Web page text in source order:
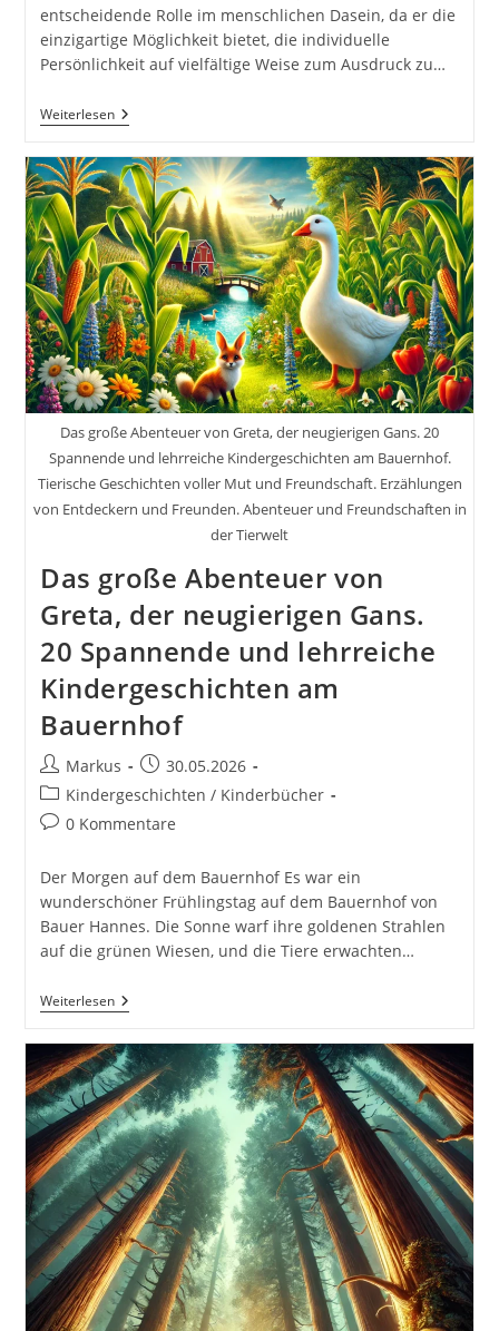
entscheidende Rolle im menschlichen Dasein, da er die
einzigartige Möglichkeit bietet, die individuelle
Persönlichkeit auf vielfältige Weise zum Ausdruck zu…
WeiterlesenKreativität
Und
Dein
Lebensrad
Drehen:
12
Schlüsselbereiche
Für
Ein
Erfülltes
Leben:
Dein
Schlüssel
Zu
Glück
Und
Erfolg
Das große Abenteuer von Greta, der neugierigen Gans. 20
Spannende und lehrreiche Kindergeschichten am Bauernhof.
Tierische Geschichten voller Mut und Freundschaft. Erzählungen
von Entdeckern und Freunden. Abenteuer und Freundschaften in
der Tierwelt
Das große Abenteuer von
Greta, der neugierigen Gans.
20 Spannende und lehrreiche
Kindergeschichten am
Bauernhof
Beitrags-
Autor:
Markus
Beitrag
veröffentlicht:
30.05.2026
Beitrags-
Kategorie:
Kindergeschichten / Kinderbücher
Beitrags-
0 Kommentare
Der Morgen auf dem Bauernhof Es war ein
wunderschöner Frühlingstag auf dem Bauernhof von
Bauer Hannes. Die Sonne warf ihre goldenen Strahlen
auf die grünen Wiesen, und die Tiere erwachten…
WeiterlesenDas
Große
Von
Greta,
Der
Neugierigen
Gans.
20
Spannende
Und
Lehrreiche
Kindergeschichten
Am
Bauernhof